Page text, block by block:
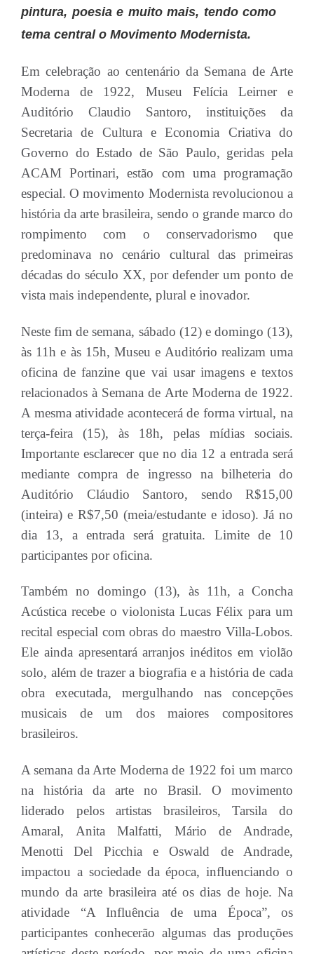
pintura, poesia e muito mais, tendo como
tema central o Movimento Modernista.
Em celebração ao centenário da Semana de Arte
Moderna de 1922, Museu Felícia Leirner e
Auditório Claudio Santoro, instituições da
Secretaria de Cultura e Economia Criativa do
Governo do Estado de São Paulo, geridas pela
ACAM Portinari, estão com uma programação
especial. O movimento Modernista revolucionou a
história da arte brasileira, sendo o grande marco do
rompimento com o conservadorismo que
predominava no cenário cultural das primeiras
décadas do século XX, por defender um ponto de
vista mais independente, plural e inovador.
Neste fim de semana, sábado (12) e domingo (13),
às 11h e às 15h, Museu e Auditório realizam uma
oficina de fanzine que vai usar imagens e textos
relacionados à Semana de Arte Moderna de 1922.
A mesma atividade acontecerá de forma virtual, na
terça-feira (15), às 18h, pelas mídias sociais.
Importante esclarecer que no dia 12 a entrada será
mediante compra de ingresso na bilheteria do
Auditório Cláudio Santoro, sendo R$15,00
(inteira) e R$7,50 (meia/estudante e idoso). Já no
dia 13, a entrada será gratuita. Limite de 10
participantes por oficina.
Também no domingo (13), às 11h, a Concha
Acústica recebe o violonista Lucas Félix para um
recital especial com obras do maestro Villa-Lobos.
Ele ainda apresentará arranjos inéditos em violão
solo, além de trazer a biografia e a história de cada
obra executada, mergulhando nas concepções
musicais de um dos maiores compositores
brasileiros.
A semana da Arte Moderna de 1922 foi um marco
na história da arte no Brasil. O movimento
liderado pelos artistas brasileiros, Tarsila do
Amaral, Anita Malfatti, Mário de Andrade,
Menotti Del Picchia e Oswald de Andrade,
impactou a sociedade da época, influenciando o
mundo da arte brasileira até os dias de hoje. Na
atividade “A Influência de uma Época”, os
participantes conhecerão algumas das produções